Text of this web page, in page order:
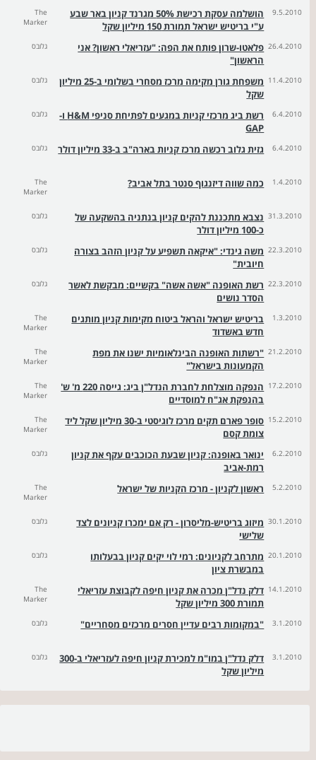
9.5.2010
הושלמה עסקת רכישת 50% מגרנד קניון באר שבע
ע"י בריטיש ישראל תמורת 150 מיליון שקל
The
Marker
26.4.2010 פלאטו-שרון פותח את הפה: "עזריאלי ראשון? אני
הראשון"
גלובס
11.4.2010
משפחת גורן מקימה מרכז מסחרי בשלומי ב-25 מיליון
שקל
גלובס
6.4.2010
רשת ביג מרכזי קניות במגעים לפתיחת סניפי H&M ו-
GAP
גלובס
6.4.2010 גזית גלוב רכשה מרכז קניות בארה"ב ב-33 מיליון דולר גלובס
1.4.2010 כמה שווה דיזנגוף סנטר בתל אביב?
The
Marker
31.3.2010 נצבא מתכננת להקים קניון בנתניה בהשקעה של
כ-100 מיליון דולר
גלובס
22.3.2010 משה גינדי: "איקאה תשפיע על קניון הזהב בצורה
חיובית"
גלובס
22.3.2010 רשת האופנה "אשה אשה" בקשיים: מבקשת לאשר
הסדר נושים
גלובס
1.3.2010
בריטיש ישראל והראל ביטוח מקימות קניון מותגים
חדש באשדוד
The
Marker
21.2.2010 "רשתות האופנה הבינלאומיות ישנו את מפת
הקמעונות בישראל"
The
Marker
17.2.2010
הנפקה מוצלחת לחברת הנדל"ן ביג: גייסה 220 מ' ש'
בהנפקת אג"ח למוסדיים
The
Marker
15.2.2010
סופר פארם תקים מרכז לוגיסטי ב-30 מיליון שקל ליד
צומת קסם
The
Marker
6.2.2010
ינואר באופנה: קניון שבעת הכוכבים עקף את קניון
רמת-אביב
גלובס
5.2.2010 ראשון לקניון - מרכז הקניות של ישראל
The
Marker
30.1.2010 מיזוג בריטיש-מליסרון - רק אם ימכרו קניונים לצד
שלישי
גלובס
20.1.2010 מתרחב לקניונים: רמי לוי יקים קניון בבעלותו
במבשרת ציון
גלובס
14.1.2010 דלק נדל"ן מכרה את קניון חיפה לקבוצת עזריאלי
תמורת 300 מיליון שקל
The
Marker
3.1.2010 "במקומות רבים עדיין חסרים מרכזים מסחריים" גלובס
3.1.2010
דלק נדל"ן במו"מ למכירת קניון חיפה לעזריאלי ב-300
מיליון שקל
גלובס